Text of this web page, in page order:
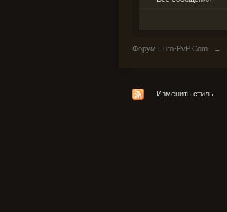
Форум Euro-PvP.Com →
Изменить стиль